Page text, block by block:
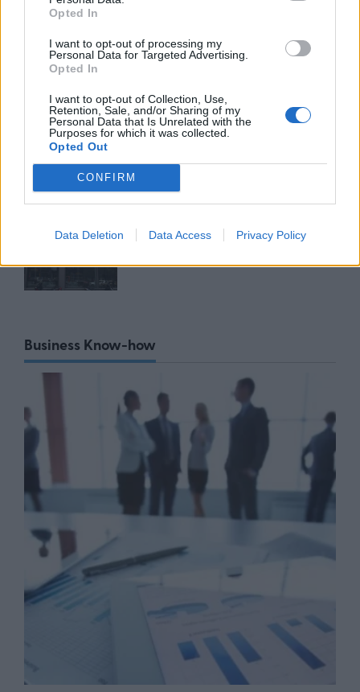
Opted In
I want to opt-out of processing my
Personal Data for Targeted Advertising.
Opted In
I want to opt-out of Collection, Use,
Retention, Sale, and/or Sharing of my
Personal Data that Is Unrelated with the
Purposes for which it was collected.
Opted Out
CONFIRM
Data Deletion Data Access Privacy Policy
επιχειρήσεων
06/08/26
Ο Όμιλος Qualco επεκτείνει τη
δραστηριότητά του στην ΑΙ με
την απόκτηση πλειοψηφικού
06/08/26
ΕΥΑΘ: Αποκτά νέες
στη Χαλκιδική
Business Know-how